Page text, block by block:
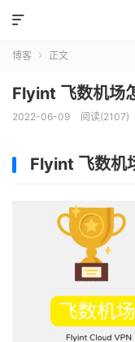

博客  正文
Flyint 飞数机场
2022-06-09 阅读(2107)
Flyint 飞数机